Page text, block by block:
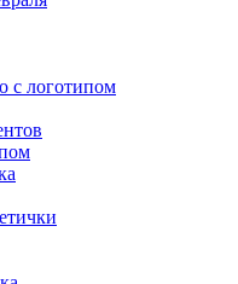
с логотипом